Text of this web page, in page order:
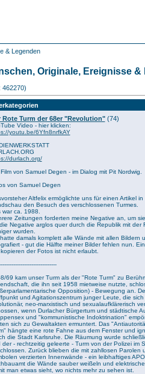
& Legenden
Originale, Ereignisse &
462270)
Rote Turm der 68er "Revolution"(74)
Video - hier klicken:
youtu.be/6Yfn8nrfkAY
durlach.org/
von Samuel Degen - im Dialog mit Pit Nordwig.
von Samuel Degen
Altfelix ermöglichte uns für einen Artikel in
den Besuch des verschlossenen Turmes.
war ca. 1988.
Zeitungen forderten meine Negative an, um
Negative arglos quer durch die Republik mit der
wurden.
damals komplett alle Wände mit allen Bildern
- gut die Hälfte meiner Bilder fehlen nun.
der Fotos ist nicht erlaubt.
69 kam unser Turm als der "Rote Turm" zu
die ihn seit 1958 mietweise nutzte,
Opposition) - Bewegung an.
und Agitationszentrum junger Leute, die sich
neo-marxistisch und sexualaufklärerisch
wenn Durlacher Bürgertum und städtische
und "kommunistische Indoktrination"
sich zu Gewaltakten ermuntert. Das
hängte eine rote Fahne aus dem Fenster und
die Stadt Karlsruhe. Die Räumung wurde
der - rechtzeitig geleerte - Turm von der Polizei im
Zurück blieben die mit zahllosen Parolen
verzierten Innenwände - ein leibhaftiges
die Wände sauber weißeln und
man etwas sieht, wo nichts mehr zu sehen ist.